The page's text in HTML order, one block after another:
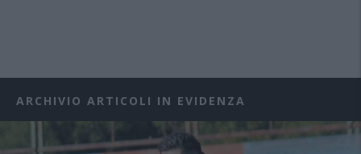
ARCHIVIO ARTICOLI IN EVIDENZA